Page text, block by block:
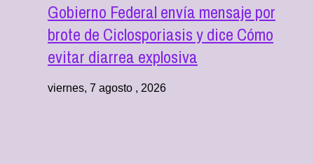
Gobierno Federal envía mensaje por
brote de Ciclosporiasis y dice Cómo
evitar diarrea explosiva
viernes, 7 agosto , 2026